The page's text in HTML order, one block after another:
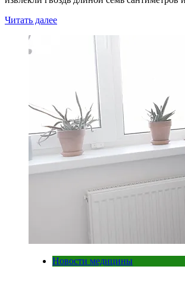
Читать далее
Новости медицины